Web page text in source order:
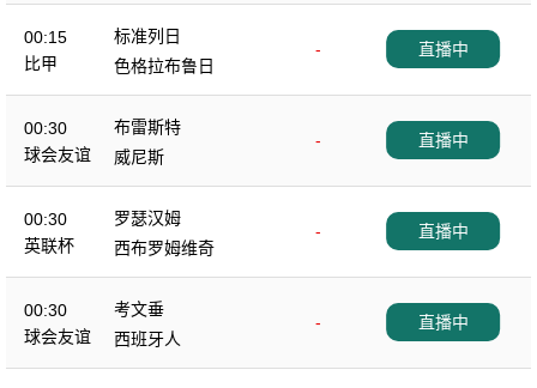
00:15
比甲
标准列日
-
色格拉布鲁日
直播中
00:30
球会友谊
布雷斯特
-
威尼斯
直播中
00:30
英联杯
罗瑟汉姆
-
西布罗姆维奇
直播中
00:30
球会友谊
考文垂
-
西班牙人
直播中